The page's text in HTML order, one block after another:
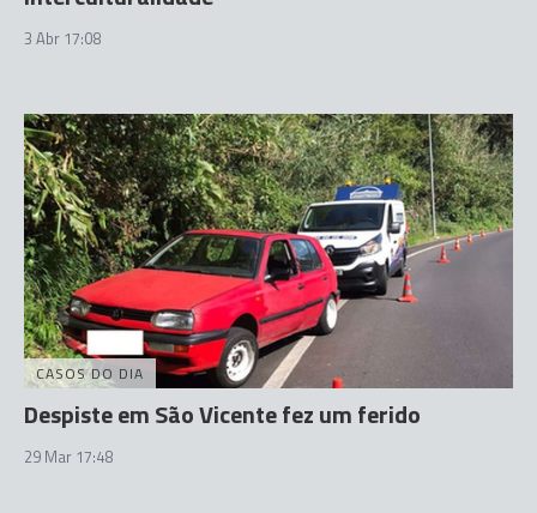
3 Abr 17:08
CASOS DO DIA
Despiste em São Vicente fez um ferido
29 Mar 17:48